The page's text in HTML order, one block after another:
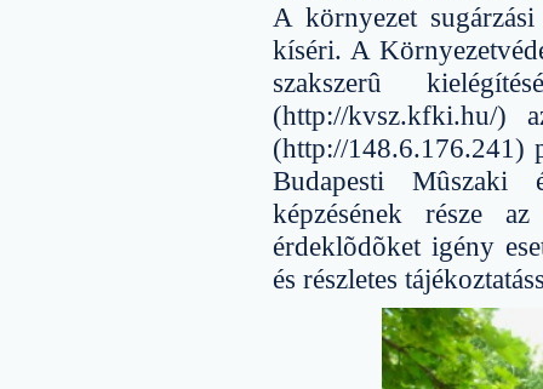
A környezet
kíséri. A
szakszerû
(http://kvsz.kfki.hu/)
(http://148.6.176.241)
Budapesti Mûszaki
képzésének része
érdeklõdõket igény
és részletes